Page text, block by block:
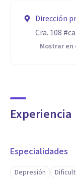
Dirección
Cra. 108
Mostrar en
Experiencia
Especialidades
Depresión